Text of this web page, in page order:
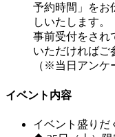
予約時間」をお
しいたします。
事前受付をされ
いただければご
（※当日アンケ
イベント内容
イベント盛りだ